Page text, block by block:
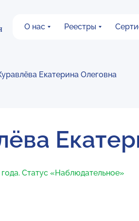
О нас Реестры
Екатерина Олеговна
Статус «Наблюдательное»